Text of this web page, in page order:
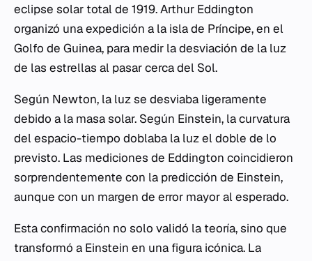
eclipse solar total de 1919. Arthur Eddington
organizó una expedición a la isla de Príncipe, en el
Golfo de Guinea, para medir la desviación de la luz
de las estrellas al pasar cerca del Sol.
Según Newton, la luz se desviaba ligeramente
debido a la masa solar. Según Einstein, la curvatura
del espacio-tiempo doblaba la luz el doble de lo
previsto. Las mediciones de Eddington coincidieron
sorprendentemente con la predicción de Einstein,
aunque con un margen de error mayor al esperado.
Esta confirmación no solo validó la teoría, sino que
transformó a Einstein en una figura icónica. La